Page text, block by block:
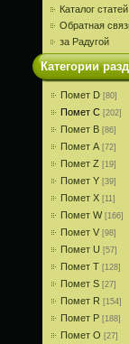
Каталог статей
Обратная
за Радугой
Категории
Помет D [80]
Помет С [202]
Помет В [86]
Помет A [72]
Помет Z [19]
Помет Y [39]
Помет X [11]
Помет W [166]
Помет V [98]
Помет U [57]
Помет T [128]
Помет S [27]
Помет R [154]
Помет P [188]
Помет О [27]